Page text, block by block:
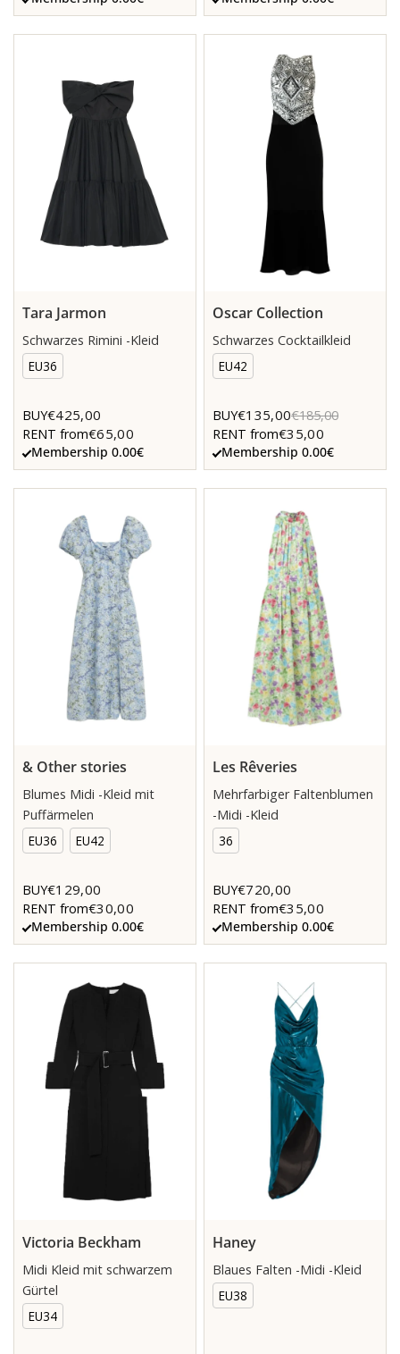
Tara Jarmon
Schwarzes Rimini -Kleid
EU36
BUY€425,00
RENT from€65,00
Membership 0.00€
Oscar Collection
Schwarzes Cocktailkleid
EU42
BUY€135,00€185,00
RENT from€35,00
Membership 0.00€
& Other stories
Blumes Midi -Kleid mit
Puffärmelen
EU36
EU42
BUY€129,00
RENT from€30,00
Membership 0.00€
Les Rêveries
Mehrfarbiger Faltenblumen
-Midi -Kleid
36
BUY€720,00
RENT from€35,00
Membership 0.00€
Victoria Beckham
Midi Kleid mit schwarzem
Gürtel
EU34
Haney
Blaues Falten -Midi -Kleid
EU38